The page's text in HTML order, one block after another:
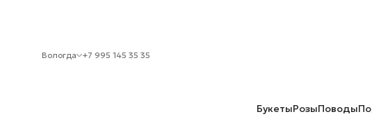
Вологда +7 995 145 35 35
БукетыРозыПоводы